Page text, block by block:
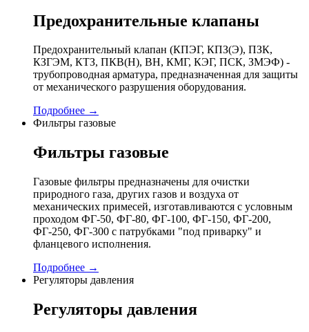
Предохранительные клапаны
Предохранительный клапан (КПЭГ, КПЗ(Э), ПЗК,
КЗГЭМ, КТЗ, ПКВ(Н), ВН, КМГ, КЭГ, ПСК, ЗМЭФ) -
трубопроводная арматура, предназначенная для защиты
от механического разрушения оборудования.
Подробнее →
Фильтры газовые
Фильтры газовые
Газовые фильтры предназначены для очистки
природного газа, других газов и воздуха от
механических примесей, изготавливаются с условным
проходом ФГ-50, ФГ-80, ФГ-100, ФГ-150, ФГ-200,
ФГ-250, ФГ-300 с патрубками "под приварку" и
фланцевого исполнения.
Подробнее →
Регуляторы давления
Регуляторы давления